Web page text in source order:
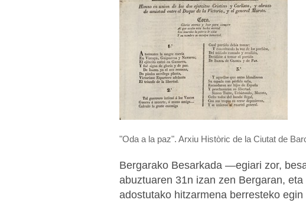
"Oda a la paz". Arxiu Històric de la Ciutat de
Bergarako Besarkada —egiari zor,
abuztuaren 31n izan zen Bergaran,
adostutako hitzarmena berresteko